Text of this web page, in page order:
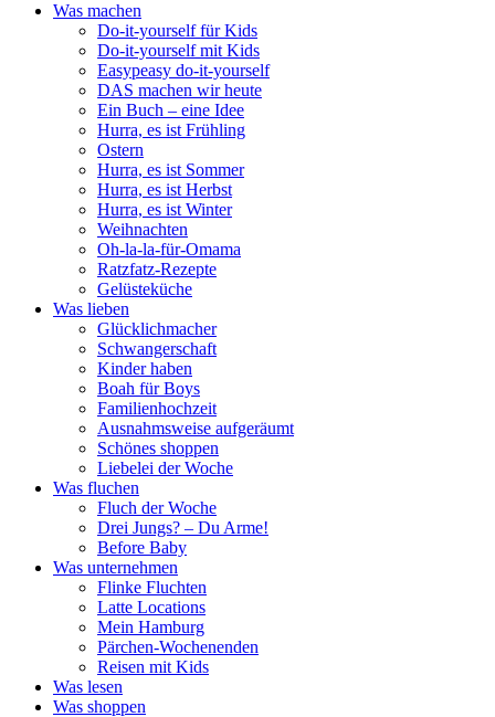
Was machen
Do-it-yourself für Kids
Do-it-yourself mit Kids
Easypeasy do-it-yourself
DAS machen wir heute
Ein Buch – eine Idee
Hurra, es ist Frühling
Ostern
Hurra, es ist Sommer
Hurra, es ist Herbst
Hurra, es ist Winter
Weihnachten
Oh-la-la-für-Omama
Ratzfatz-Rezepte
Gelüsteküche
Was lieben
Glücklichmacher
Schwangerschaft
Kinder haben
Boah für Boys
Familienhochzeit
Ausnahmsweise aufgeräumt
Schönes shoppen
Liebelei der Woche
Was fluchen
Fluch der Woche
Drei Jungs? – Du Arme!
Before Baby
Was unternehmen
Flinke Fluchten
Latte Locations
Mein Hamburg
Pärchen-Wochenenden
Reisen mit Kids
Was lesen
Was shoppen